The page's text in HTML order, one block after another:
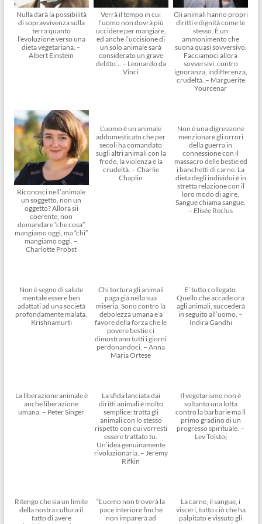
Nulla darà la possibilità
di sopravvivenza sulla
terra quanto
l’evoluzione verso una
dieta vegetariana. –
Albert Einstein
Verrà il tempo in cui
l’uomo non dovrà più
uccidere per mangiare,
ed anche l’uccisione di
un solo animale sarà
considerato un grave
delitto… – Leonardo da
Vinci
Gli animali hanno propri
diritti e dignità come te
stesso. È un
ammonimento che
suona quasi sovversivo.
Facciamoci allora
sovversivi: contro
ignoranza, indifferenza,
crudeltà. – Marguerite
Yourcenar
Riconosci nell’animale
un soggetto, non un
oggetto? Allora sii
coerente, non
domandare “che cosa”
mangiamo oggi, ma “chi”
mangiamo oggi. –
Charlotte Probst
L’uomo è un animale
addomesticato che per
secoli ha comandato
sugli altri animali con la
frode, la violenza e la
crudeltà. – Charlie
Chaplin
Non è una digressione
menzionare gli orrori
della guerra in
connessione con il
massacro delle bestie ed
i banchetti di carne. La
dieta degli individui è in
stretta relazione con il
loro modo di agire.
Sangue chiama sangue.
– Elisée Reclus
Non è segno di salute
mentale essere ben
adattati ad una società
profondamente malata.
Krishnamurti
Chi tortura gli animali
paga già nella sua
miseria. Sono contro la
debolezza umana e a
favore della forza che le
povere bestie ci
dimostrano tutti i giorni
perdonandoci. – Anna
Maria Ortese
E’ tutto collegato.
Quello che accade ora
agli animali, succederà
in seguito all’uomo. –
Indira Gandhi
La liberazione animale è
anche liberazione
umana. – Peter Singer
La sfida lanciata dai
diritti animali è molto
semplice: tratta gli
animali con lo stesso
rispetto con cui vorresti
essere trattato tu.
Un’idea genuinamente
rivoluzionaria. – Jeremy
Rifkin
Il vegetarismo non è
soltanto una lotta
contro la barbarie ma il
primo gradino di un
progresso spirituale. –
Lev Tolstoj
Ritengo che sia un limite
della nostra cultura il
fatto di avere
“L’uomo non troverà la
pace interiore finché
non imparerà ad
La carne, il sangue, i
visceri, tutto ciò che ha
palpitato e vissuto gli